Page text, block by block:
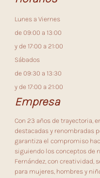
Lunes a Viernes
de 09:00 a 13:00
y de 17:00 a 21:00
Sábados
de 09:30 a 13:30
y de 17:00 a 21:00
Empresa
Con 23 años de trayectoria,
destacadas y renombradas
garantiza el compromiso
siguiendo los conceptos de
Fernández, con creatividad,
para mujeres, hombres y